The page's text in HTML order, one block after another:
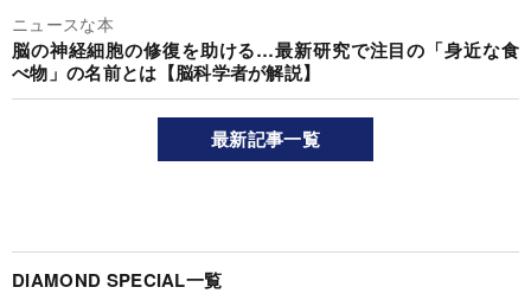
ニュースな本
脳の神経細胞の修復を助ける…最新研究で注目の「身近な食
べ物」の名前とは【脳科学者が解説】
最新記事一覧
DIAMOND SPECIAL一覧